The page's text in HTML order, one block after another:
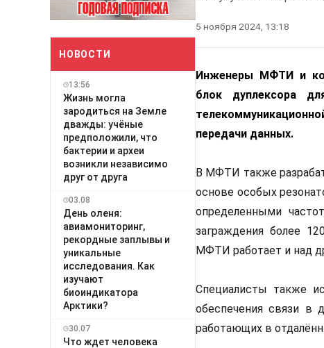
НОВОСТИ
13:56
Жизнь могла
зародиться на Земле
дважды: учёные
предположили, что
бактерии и археи
возникли независимо
друг от друга
03.08
День оленя:
авиамониторинг,
рекордные заплывы и
уникальные
исследования. Как
изучают
биоиндикатора
Арктики?
30.07
Что ждет человека
5 ноября 2024, 13:18
Инженеры МФТИ и
блок дуплексора
передачи данных.
В МФТИ также
основе особых
определенными
заграждения более
МФТИ работает и над
Специалисты также
обеспечения связи в
работающих в